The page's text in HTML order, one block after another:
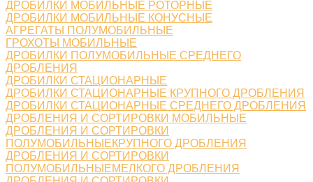
ДРОБИЛКИ МОБИЛЬНЫЕ РОТОРНЫЕ
ДРОБИЛКИ МОБИЛЬНЫЕ КОНУСНЫЕ
АГРЕГАТЫ ПОЛУМОБИЛЬНЫЕ
ГРОХОТЫ МОБИЛЬНЫЕ
ДРОБИЛКИ ПОЛУМОБИЛЬНЫЕ СРЕДНЕГО
ДРОБЛЕНИЯ
ДРОБИЛКИ СТАЦИОНАРНЫЕ
ДРОБИЛКИ СТАЦИОНАРНЫЕ КРУПНОГО ДРОБЛЕНИЯ
ДРОБИЛКИ СТАЦИОНАРНЫЕ СРЕДНЕГО ДРОБЛЕНИЯ
ДРОБЛЕНИЯ И СОРТИРОВКИ МОБИЛЬНЫЕ
ДРОБЛЕНИЯ И СОРТИРОВКИ
ПОЛУМОБИЛЬНЫЕКРУПНОГО ДРОБЛЕНИЯ
ДРОБЛЕНИЯ И СОРТИРОВКИ
ПОЛУМОБИЛЬНЫЕМЕЛКОГО ДРОБЛЕНИЯ